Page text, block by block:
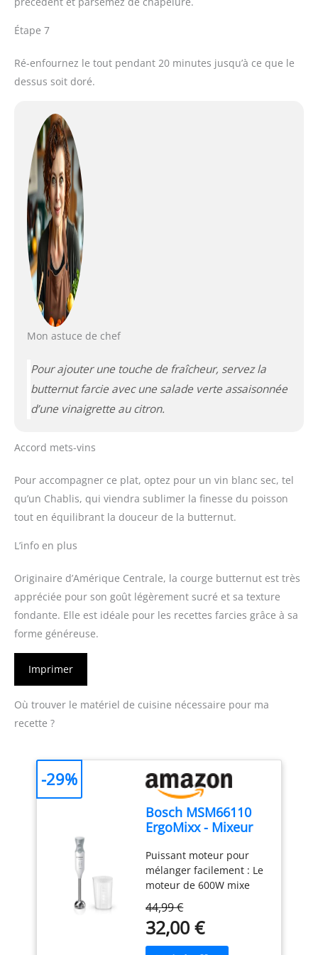
Étape 7
Ré-enfournez le tout pendant 20 minutes jusqu’à ce que le
dessus soit doré.
Mon astuce de chef
Pour ajouter une touche de fraîcheur, servez la
butternut farcie avec une salade verte assaisonnée
d’une vinaigrette au citron.
Accord mets-vins
Pour accompagner ce plat, optez pour un vin blanc sec, tel
qu’un Chablis, qui viendra sublimer la finesse du poisson
tout en équilibrant la douceur de la butternut.
L’info en plus
Originaire d’Amérique Centrale, la courge butternut est très
appréciée pour son goût légèrement sucré et sa texture
fondante. Elle est idéale pour les recettes farcies grâce à sa
forme généreuse.
Imprimer
Où trouver le matériel de cuisine nécessaire pour ma
recette ?
Bosch MSM66110
ErgoMixx - Mixeur
vitesses
Puissant moteur pour
mélanger facilement : Le
moteur de 600W mixe
ingrédients les plus durs
; préparez de
nombreuses recettes
44,99 €
32,00 €
-29%